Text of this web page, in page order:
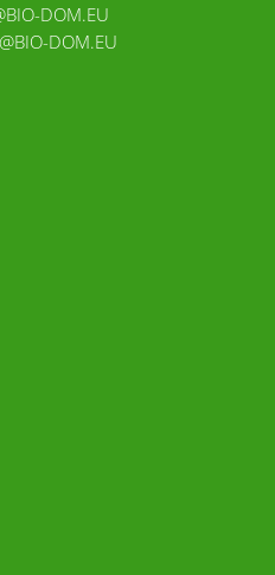
DOM.EU
DOM.EU